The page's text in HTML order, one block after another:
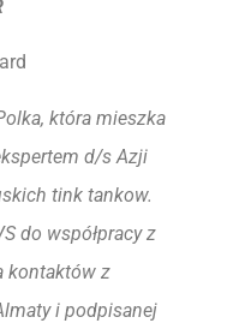
która mieszka
d/s Azji
tink tankow.
do współpracy z
kontaktów z
i podpisanej